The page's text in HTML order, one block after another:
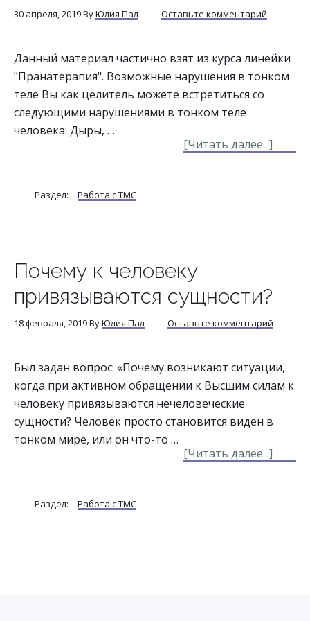
30 апреля, 2019ByЮлия Пал Оставьте комментарий
Данный материал частично взят из курса линейки
"Пранатерапия". Возможные нарушения в тонком
теле Вы как целитель можете встретиться со
следующими нарушениями в тонком теле
человека: Дыры, …
[Читать далее...]
Раздел: Работа с ТМС
Почему к человеку
привязываются сущности?
18 февраля, 2019ByЮлия Пал Оставьте комментарий
Был задан вопрос: «Почему возникают ситуации,
когда при активном обращении к Высшим силам к
человеку привязываются нечеловеческие
сущности? Человек просто становится виден в
тонком мире, или он что-то …
[Читать далее...]
Раздел: Работа с ТМС